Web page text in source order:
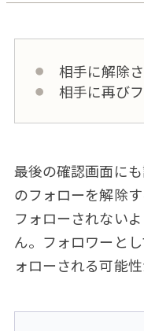
相手に解除
相手に再び
最後の確認画面に
のフォローを解除
フォローされない
ん。フォロワーと
ォローされる可能性